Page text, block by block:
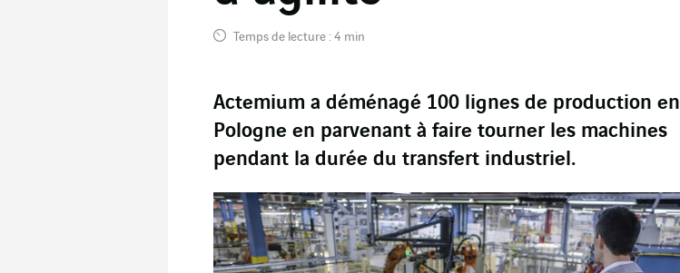
Temps de lecture : 4 min
Actemium a déménagé 100 lignes de production en
Pologne en parvenant à faire tourner les machines
pendant la durée du transfert industriel.